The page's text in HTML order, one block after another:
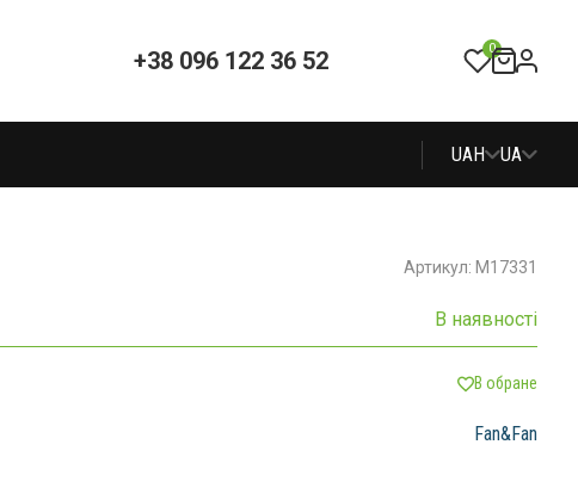
+38 096 122 36 52 0
UAH UA
Артикул: M17331
В наявності
В обране
Fan&Fan